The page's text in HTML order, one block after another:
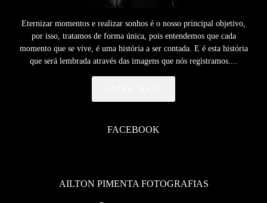
Eternizar momentos e realizar sonhos é o nosso principal objetivo,
por isso, tratamos de forma única, pois entendemos que cada
momento que se vive, é uma história a ser contada. E é esta história
que será lembrada através das imagens que nós registramos....
FACEBOOK
AILTON PIMENTA FOTOGRAFIAS